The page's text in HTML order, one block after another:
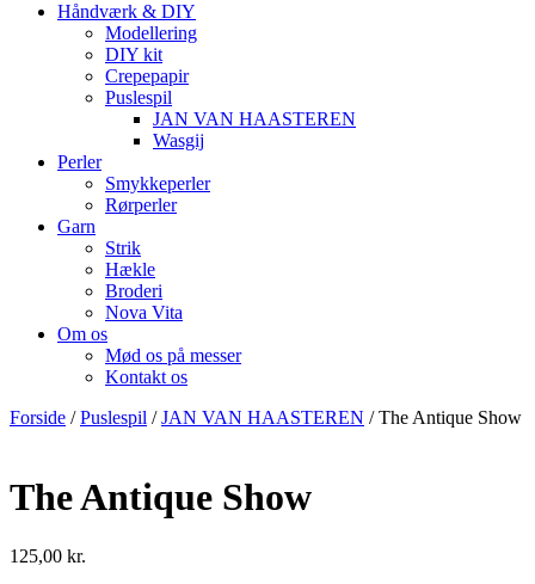
Håndværk & DIY
Modellering
DIY kit
Crepepapir
Puslespil
JAN VAN HAASTEREN
Wasgij
Perler
Smykkeperler
Rørperler
Garn
Strik
Hækle
Broderi
Nova Vita
Om os
Mød os på messer
Kontakt os
Forside /Puslespil /JAN VAN HAASTEREN / The Antique Show
The Antique Show
125,00 kr.